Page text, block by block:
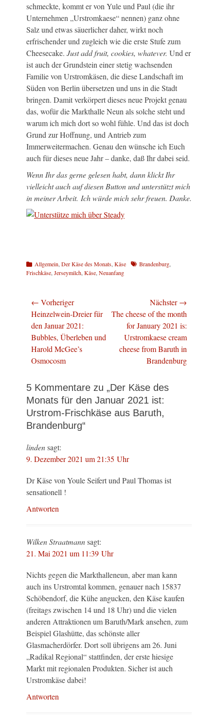
schmeckte, kommt er von Yule und Paul (die ihr
Unternehmen „Urstromkaese“ nennen) ganz ohne
Salz und etwas säuerlicher daher, wirkt noch
erfrischender und zugleich wie die erste Stufe zum
Cheesecake. Just add fruit, cookies, whatever. Und er
ist auch der Grundstein einer stetig wachsenden
Familie von Urstromkäsen, die diese Landschaft im
Süden von Berlin übersetzen und uns in die Stadt
bringen. Damit verkörpert dieses neue Projekt genau
das, wofür die Markthalle Neun als solche steht und
warum ich mich dort so wohl fühle. Und das ist doch
Grund zur Hoffnung, und Antrieb zum
Immerweitermachen. Genau den wünsche ich Euch
auch für dieses neue Jahr – danke, daß Ihr dabei seid.
Wenn Ihr das gerne gelesen habt, dann klickt Ihr
vielleicht auch auf diesen Button und unterstützt mich
in meiner Arbeit. Ich würde mich sehr freuen. Danke.
Kategorien
Allgemein Der Käse des Monats Käse Schlagworte
Brandenburg
Frischkäse Jerseymilch Käse Neuanfang
Beitragsnavigation
← Vorheriger
Vorheriger
Beitrag:
Heinzelwein-Dreier für
den Januar 2021:
Bubbles, Überleben und
Harold McGee’s
Osmocosm
Nächster →
Nächster
Beitrag:
The cheese of the month
for January 2021 is:
Urstromkaese cream
cheese from Baruth in
Brandenburg
5 Kommentare zu „Der Käse des
Monats für den Januar 2021 ist:
Urstrom-Frischkäse aus Baruth,
Brandenburg“
lindensagt:
9. Dezember 2021 um 21:35 Uhr
Dr Käse von Youle Seifert und Paul Thomas ist
sensationell !
Antworten
Wilken Straatmannsagt:
21. Mai 2021 um 11:39 Uhr
Nichts gegen die Markthalleneun, aber man kann
auch ins Urstromtal kommen, genauer nach 15837
Schöbendorf, die Kühe angucken, den Käse kaufen
(freitags zwischen 14 und 18 Uhr) und die vielen
anderen Attraktionen um Baruth/Mark ansehen, zum
Beispiel Glashütte, das schönste aller
Glasmacherdörfer. Dort soll übrigens am 26. Juni
„Radikal Regional“ stattfinden, der erste hiesige
Markt mit regionalen Produkten. Sicher ist auch
Urstromkäse dabei!
Antworten